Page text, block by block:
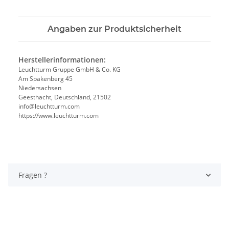
Angaben zur Produktsicherheit
Herstellerinformationen:
Leuchtturm Gruppe GmbH & Co. KG
Am Spakenberg 45
Niedersachsen
Geesthacht, Deutschland, 21502
info@leuchtturm.com
https://www.leuchtturm.com
Fragen ?